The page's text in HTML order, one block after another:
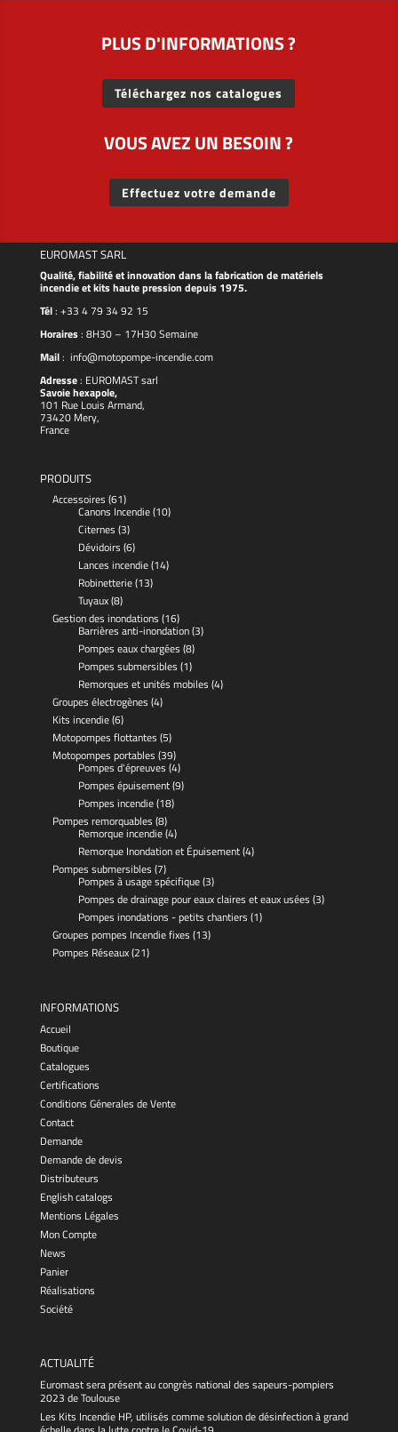
PLUS D'INFORMATIONS ?
Téléchargez nos catalogues
VOUS AVEZ UN BESOIN ?
Effectuez votre demande
EUROMAST SARL
Qualité, fiabilité et innovation dans la fabrication de matériels
incendie et kits haute pression depuis 1975.
Tél: +33 4 79 34 92 15
Horaires: 8H30 – 17H30 Semaine
Mail: info@motopompe-incendie.com
Adresse: EUROMASTsarl
Savoie hexapole,
101 Rue Louis Armand,
73420 Mery,
France
PRODUITS
Accessoires (61)
Canons Incendie(10)
Citernes (3)
Dévidoirs (6)
Lances incendie(14)
Robinetterie(13)
Tuyaux(8)
Gestion des inondations (16)
Barrières anti-inondation(3)
Pompes eaux chargées (8)
Pompes submersibles (1)
Remorques et unités mobiles (4)
Groupes électrogènes (4)
Kits incendie(6)
Motopompes flottantes (5)
Motopompes portables (39)
Pompes d'épreuves (4)
Pompes épuisement(9)
Pompes incendie(18)
Pompes remorquables (8)
Remorque incendie(4)
Remorque Inondation et Épuisement(4)
Pompes submersibles (7)
Pompes à usage spécifique(3)
Pompes de drainage pour eaux claires et eaux usées (3)
Pompes inondations - petits chantiers (1)
Groupes pompes Incendie fixes (13)
Pompes Réseaux(21)
INFORMATIONS
Accueil
Boutique
Catalogues
Certifications
Conditions Génerales de Vente
Contact
Demande
Demande de devis
Distributeurs
English catalogs
Mentions Légales
Mon Compte
News
Panier
Réalisations
Société
ACTUALITÉ
Euromast sera présent au congrès national des sapeurs-pompiers
2023 de Toulouse
Les Kits Incendie HP, utilisés comme solution de désinfection à grand